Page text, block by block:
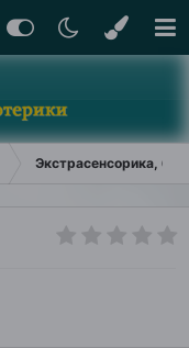
Экстрасенсорика,